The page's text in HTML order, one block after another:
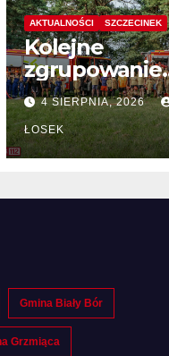
AKTUALNOŚCI SZCZECINEK
Kolejne
zgrupowanie
drużyn
pożarniczych
Polski i
regionie
4 SIERPNIA, 2026
ŁOSEK
Gmina Biały Bór
Grzmiąca